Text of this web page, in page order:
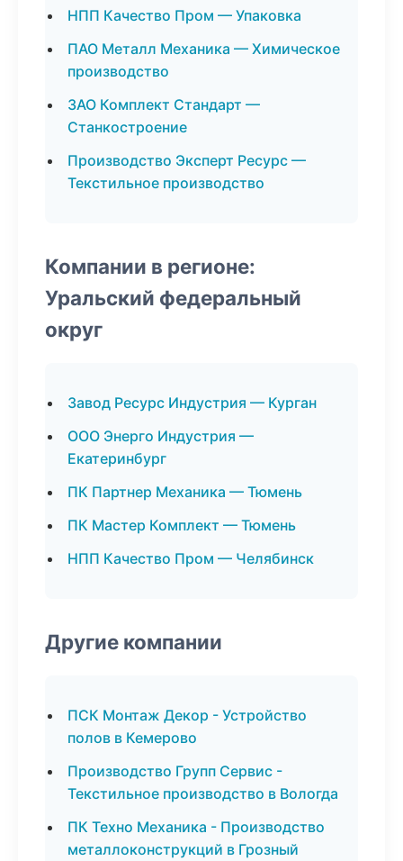
НПП Качество Пром — Упаковка
ПАО Металл Механика — Химическое
производство
ЗАО Комплект Стандарт —
Станкостроение
Производство Эксперт Ресурс —
Текстильное производство
Компании в регионе:
Уральский федеральный
округ
Завод Ресурс Индустрия — Курган
ООО Энерго Индустрия —
Екатеринбург
ПК Партнер Механика — Тюмень
ПК Мастер Комплект — Тюмень
НПП Качество Пром — Челябинск
Другие компании
ПСК Монтаж Декор - Устройство
полов в Кемерово
Производство Групп Сервис -
Текстильное производство в Вологда
ПК Техно Механика - Производство
металлоконструкций в Грозный